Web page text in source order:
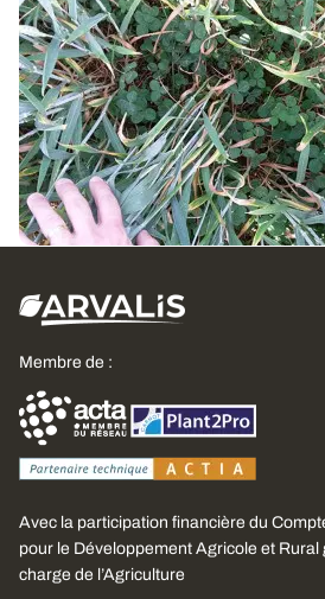
Visite d’une plateforme
couverts permanents de
Cultiver des légumineuses
principales pour produire en
27 SEPT. 2018
Membre de :
Avec la participation financière du
pour le Développement Agricole et Rural
charge de l’Agriculture